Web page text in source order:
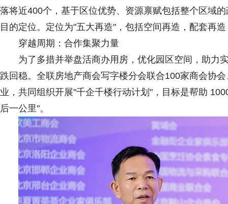
落将近400个，基于区位优势、资源禀赋包括整个区域
目的定位。定位为"五大再造"，包括空间再造，配套再
穿越周期：合作集聚力量
为了多措并举盘活商办用房，优化园区空间，助力
跌回稳。全联房地产商会写字楼分会联合100家商会协
业，共同组织开展"千企千楼行动计划"，目标是帮助
后一公里"。